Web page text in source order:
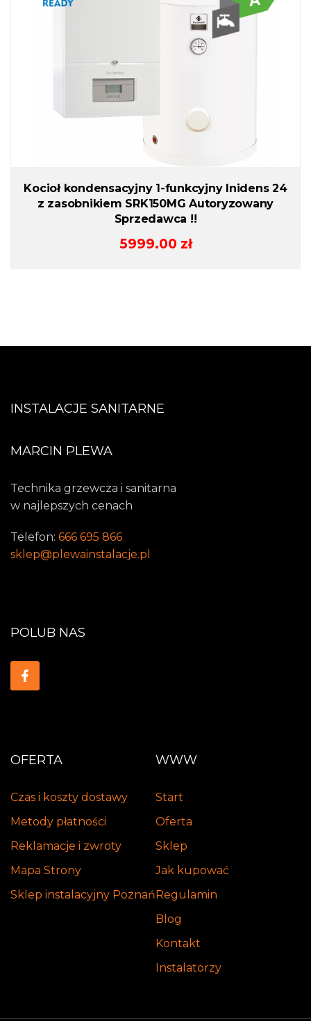
Kocioł kondensacyjny 1-funkcyjny Inidens 24
z zasobnikiem SRK150MG Autoryzowany
Sprzedawca !!
5999.00 zł
INSTALACJE SANITARNE
MARCIN PLEWA
Technika grzewcza i sanitarna
w najlepszych cenach
Telefon: 666 695 866
sklep@plewainstalacje.pl
OFERTA
Czas i koszty dostawy
Metody płatności
Reklamacje i zwroty
Mapa Strony
Sklep instalacyjny Poznań
WWW
Start
Oferta
Sklep
Jak kupować
Regulamin
Blog
Kontakt
Instalatorzy
POLUB NAS